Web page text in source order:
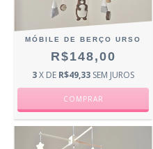
MÓBILE DE BERÇO URSO
R$148,00
3X DE R$49,33 SEM JUROS